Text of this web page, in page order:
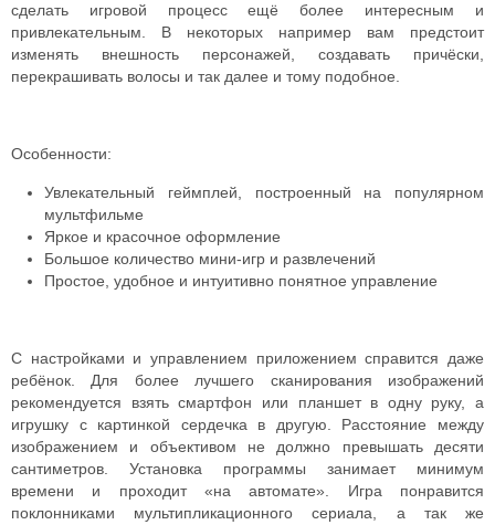
сделать игровой процесс ещё более интересным и
привлекательным. В некоторых например вам предстоит
изменять внешность персонажей, создавать причёски,
перекрашивать волосы и так далее и тому подобное.
Особенности:
Увлекательный геймплей, построенный на популярном
мультфильме
Яркое и красочное оформление
Большое количество мини-игр и развлечений
Простое, удобное и интуитивно понятное управление
С настройками и управлением приложением справится даже
ребёнок. Для более лучшего сканирования изображений
рекомендуется взять смартфон или планшет в одну руку, а
игрушку с картинкой сердечка в другую. Расстояние между
изображением и объективом не должно превышать десяти
сантиметров. Установка программы занимает минимум
времени и проходит «на автомате». Игра понравится
поклонниками мультипликационного сериала, а так же